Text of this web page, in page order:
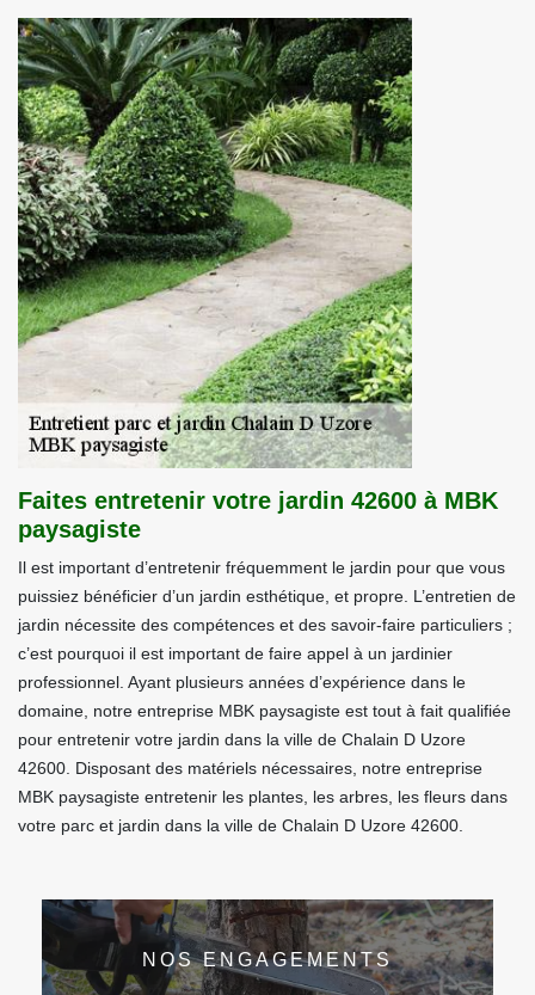
Faites entretenir votre jardin 42600 à MBK
paysagiste
Il est important d’entretenir fréquemment le jardin pour que vous
puissiez bénéficier d’un jardin esthétique, et propre. L’entretien de
jardin nécessite des compétences et des savoir-faire particuliers ;
c’est pourquoi il est important de faire appel à un jardinier
professionnel. Ayant plusieurs années d’expérience dans le
domaine, notre entreprise MBK paysagiste est tout à fait qualifiée
pour entretenir votre jardin dans la ville de Chalain D Uzore
42600. Disposant des matériels nécessaires, notre entreprise
MBK paysagiste entretenir les plantes, les arbres, les fleurs dans
votre parc et jardin dans la ville de Chalain D Uzore 42600.
NOS ENGAGEMENTS